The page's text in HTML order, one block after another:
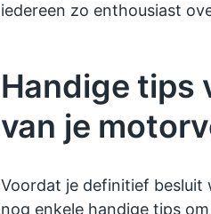
iedereen zo enthousiast
Handige tips
van je
Voordat je definitief besluit
nog enkele handige tips